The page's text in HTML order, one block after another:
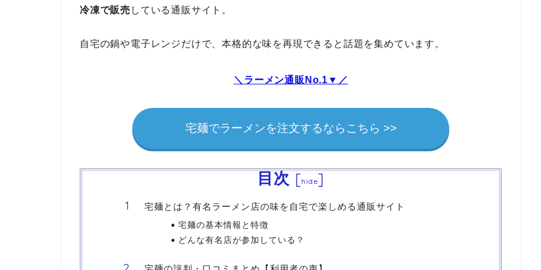
冷凍で販売 している通販サイト。
自宅の鍋や電子レンジだけで、本格的な味を再現できると話題を集めています。
＼ラーメン通販No.1▼／
宅麺でラーメンを注文するならこちら >>
目次 [hide]
宅麺とは？有名ラーメン店の味を自宅で楽しめる通販サイト
宅麺の基本情報と特徴
どんな有名店が参加している？